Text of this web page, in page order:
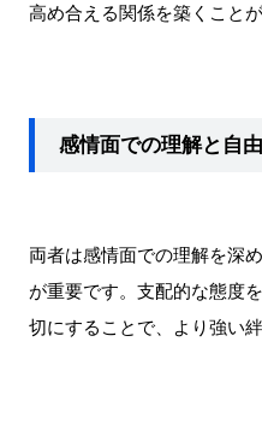
高め合える関係を築くこと
感情面での理解と自
両者は感情面での理解を深
が重要です。支配的な態度
切にすることで、より強い